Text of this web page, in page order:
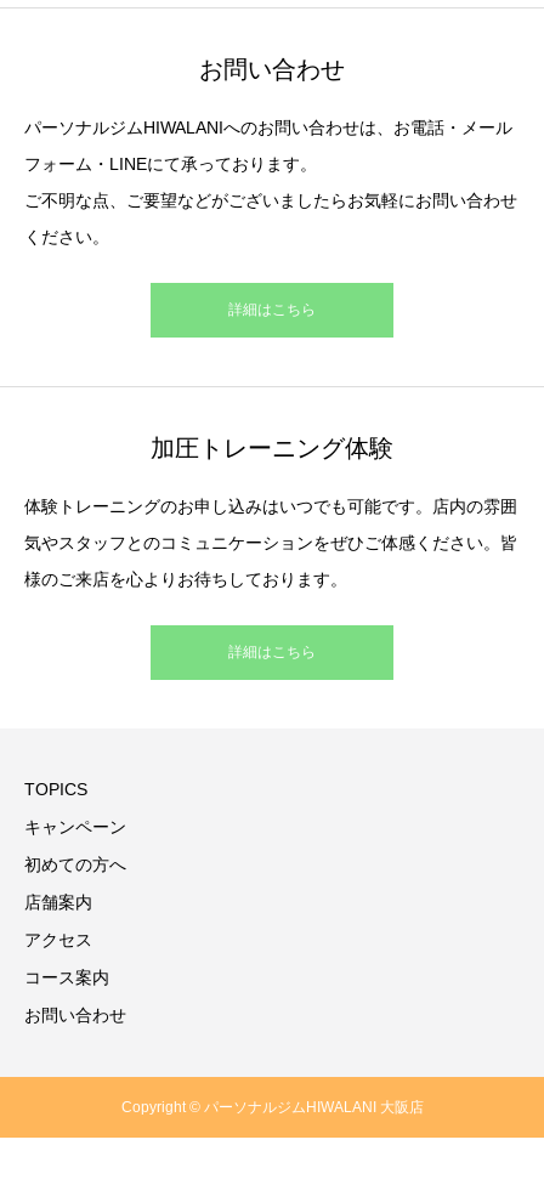
お問い合わせ
パーソナルジムHIWALANIへのお問い合わせは、お電話・メール
フォーム・LINEにて承っております。
ご不明な点、ご要望などがございましたらお気軽にお問い合わせ
ください。
詳細はこちら
加圧トレーニング体験
体験トレーニングのお申し込みはいつでも可能です。店内の雰囲
気やスタッフとのコミュニケーションをぜひご体感ください。皆
様のご来店を心よりお待ちしております。
詳細はこちら
TOPICS
キャンペーン
初めての方へ
店舗案内
アクセス
コース案内
お問い合わせ
Copyright © パーソナルジムHIWALANI 大阪店